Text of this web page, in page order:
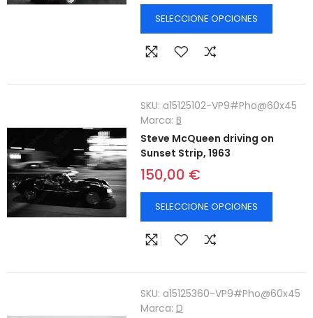
SELECCIONE OPCIONES
SKU: a15125102-VP9#Pho@60x45
Marca:B
Steve McQueen driving on
Sunset Strip, 1963
150,00 €
SELECCIONE OPCIONES
SKU: a15125360-VP9#Pho@60x45
Marca:D